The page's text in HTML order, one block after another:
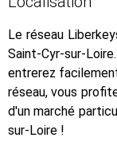
Le réseau
Saint-Cyr-sur-
entrerez
réseau, vous
d'un marché
sur-Loire !